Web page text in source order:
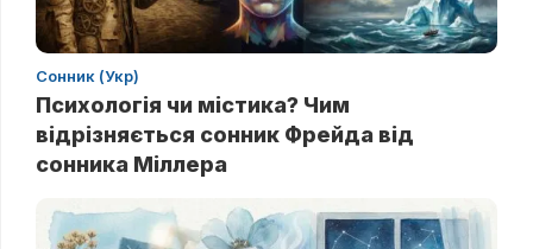
Сонник (Укр)
Психологія чи містика? Чим
відрізняється сонник Фрейда від
сонника Міллера